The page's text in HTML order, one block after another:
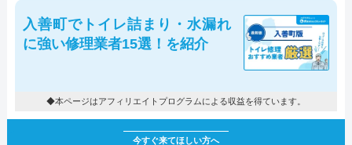
入善町でトイレ詰まり・水漏れ
に強い修理業者15選！を紹介
◆本ページはアフィリエイトプログラムによる収益を得ています。